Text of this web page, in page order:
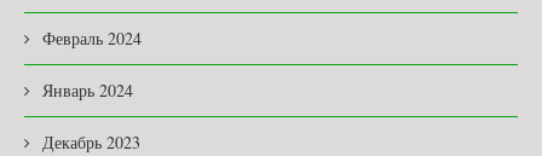
Февраль 2024
Январь 2024
Декабрь 2023